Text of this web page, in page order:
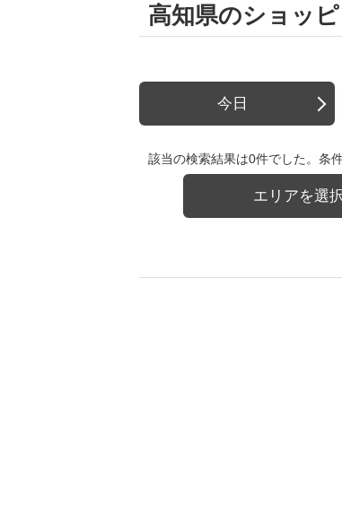
高知県のショッ
今日
該当の検索結果は0件でした。条
エリアを選